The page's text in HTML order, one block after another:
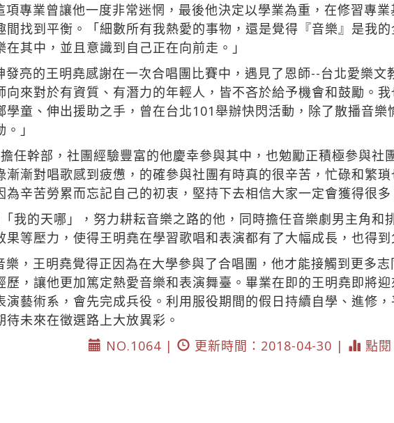
專業曾讓他一度非常迷惘，最後他決定以學業為重，在修習專
找到平衡。「細數所有我熱愛的事物，還是覺得『音樂』是我
其中，並且意識到自己正在向前走。」
亮的王明堯感謝在一次合唱團比賽中，遇見了恩師--台北愛樂文
來對於有資質、有潛力的年輕人，皆不吝於給予機會和鼓勵。
童、伸出援助之手，曾在台北101舉辦快閃活動，除了散播音樂
」
任幹部，社團經驗豐富的他慶幸參與其中，也勉勵正積極參與社
漸對唱歌感到疲憊，的確參與社團有時真的很辛苦，忙碌和繁
辛苦勞累而忘記自己的初衷，堅持下去相信大家一定會獲得很多
我的天哪」，努力耕耘音樂之路的他，同時擔任音樂劇男主角和
等壓力，使得王明堯在學習歌唱和表演都有了大幅成長，也得到
，王明堯覺得正因為在大學參與了合唱團，他才能接觸到更多
，讓他更加篤定熱愛音樂和表演舞臺。畢業在即的王明堯即將
演藝術系，會先完成兵役。利用服役期間的假日持續自學、進修
未來在徵選路上大放異彩。
NO.1064 |
更新時間：2018-04-30 | 點